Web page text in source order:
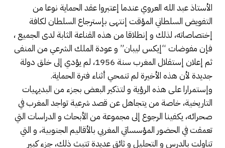
الأستاذ عبد الله العروي عندما إعتبروا عقد الحماية نوعا من
التفويض السلطاني المؤقت إنتهى بإسترجاع السلطان لكافة
إختصاصاته، لذلك و إنطلاقا من هذه القناعة الثابة لدى الجميع ،
فإن مفوضات “إيكس ليبان” و عودة الملك الشرعي من المنفى
ثم إعلان إستقلال المغرب سنة 1956، لم يؤدي إلى خلق دولة
جديدة لأن هذه الأخيرة لم تنمحي أثناء فترة الحماية.
وإستمرارا على هذه الرؤية و لتذكير البعض بجزء من البديهيات
التاريخية، خاصة من يتجاهل عن قصد شرعية تواجد المغرب في
صحرائه، يكفينا الرجوع إلى مجموعة من الأبحاث و الدراسات التي
تعمقت في الحضور المؤسساتي المغربي بالأقاليم الجنوبية، و التي
تناولت بالدرس و التحليل و ثائق عديدة تتبث ذلك، جزء كبير